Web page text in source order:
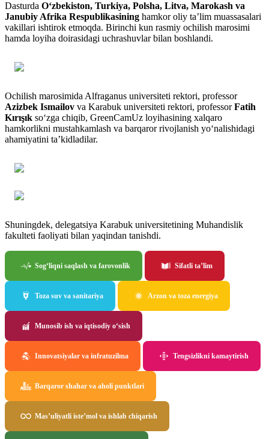
Dasturda O‘zbekiston, Turkiya, Polsha, Litva, Marokash va
Janubiy Afrika Respublikasining hamkor oliy ta’lim muassasalari
vakillari ishtirok etmoqda. Birinchi kun rasmiy ochilish marosimi
hamda loyiha doirasidagi uchrashuvlar bilan boshlandi.
Ochilish marosimida Alfraganus universiteti rektori, professor
Azizbek Ismailov va Karabuk universiteti rektori, professorFatih
Kırışık so‘zga chiqib, GreenCamUz loyihasining xalqaro
hamkorlikni mustahkamlash va barqaror rivojlanish yo‘nalishidagi
ahamiyatini ta’kidladilar.
Shuningdek, delegatsiya Karabuk universitetining Muhandislik
fakulteti faoliyati bilan yaqindan tanishdi.
Sog‘liqni saqlash va farovonlik Sifatli ta’lim
Toza suv va sanitariya Arzon va toza energiya
Munosib ish va iqtisodiy o‘sish
Innovatsiyalar va infratuzilma Tengsizlikni kamaytirish
Barqaror shahar va aholi punktlari
Mas’uliyatli iste’mol va ishlab chiqarish